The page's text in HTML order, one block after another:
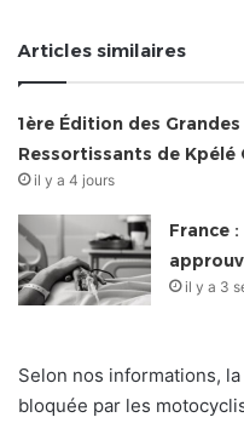
Articles similaires
1ère Édition des
Ressortissants de Kpélé
il y a 4 jours
France
il y a 3
Selon nos informations,
bloquée par les